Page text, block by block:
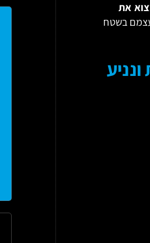
את
בשטח